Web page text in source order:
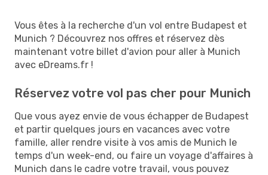
Vous êtes à la recherche d'un vol entre Budapest et
Munich ? Découvrez nos offres et réservez dès
maintenant votre billet d'avion pour aller à Munich
avec eDreams.fr !
Réservez votre vol pas cher pour Munich
Que vous ayez envie de vous échapper de Budapest
et partir quelques jours en vacances avec votre
famille, aller rendre visite à vos amis de Munich le
temps d'un week-end, ou faire un voyage d'affaires à
Munich dans le cadre votre travail, vous pouvez